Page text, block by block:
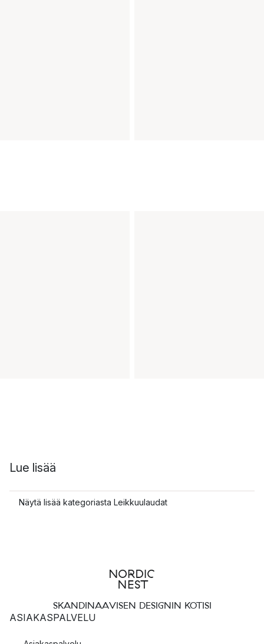
Lue lisää
Näytä lisää kategoriasta Leikkuulaudat
SKANDINAAVISEN DESIGNIN KOTISI
ASIAKASPALVELU